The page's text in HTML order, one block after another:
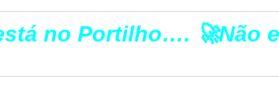
no Portilho…. 🚀Não